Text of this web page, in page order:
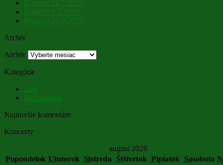
Koncert 24.5.2019
Koncert 3.5.2019
Koncert 20.4.2019
Archív
Archív
Kategórie
Jazz
Nezaradené
Najnovšie komentáre
Koncerty
august 2026
Popondelok Ututorok Ststreda Štštvrtok Pipiatok Sosobota